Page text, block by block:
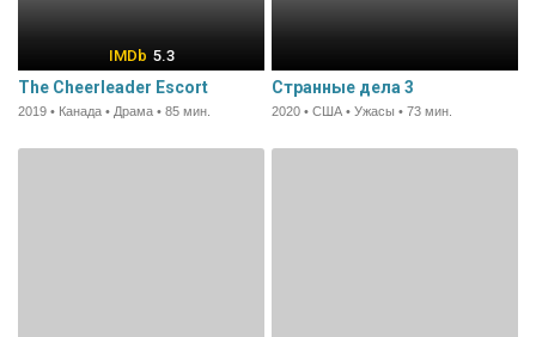
5.3
The Cheerleader Escort
2019 • Канада • Драма • 85 мин.
Странные дела 3
2020 • США • Ужасы • 73 мин.